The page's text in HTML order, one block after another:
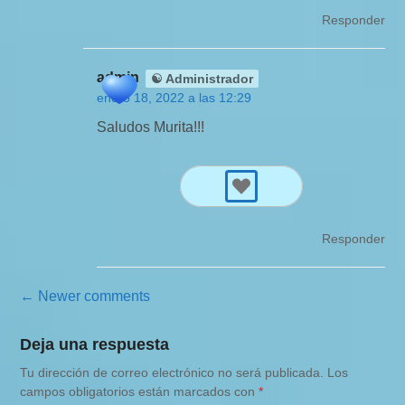
Responder
admin
☯ Administrador
enero 18, 2022 a las 12:29
Saludos Murita!!!
Responder
N
v
e
← Newer comments
Deja una respuesta
Tu dirección de correo electrónico no será publicada. Los
campos obligatorios están marcados con*